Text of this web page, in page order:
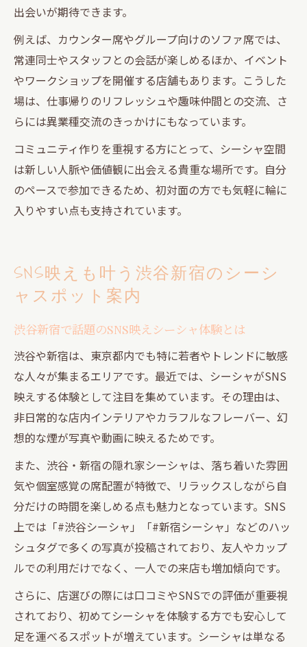
出会いが期待できます。
例えば、カウンター席やグループ向けのソファ席では、
常連同士やスタッフとの会話が楽しめるほか、イベント
やワークショップを開催する店舗もあります。こうした
場は、仕事帰りのリフレッシュや趣味仲間との交流、さ
らには異業種交流のきっかけにもなっています。
コミュニティ作りを重視する方にとって、シーシャ空間
は新しい人脈や価値観に出会える貴重な場所です。自分
のペースで参加できるため、初対面の方でも気軽に輪に
入りやすい点も支持されています。
SNS映えも叶う渋谷新宿のシーシ
ャスポット案内
渋谷新宿で話題のSNS映えシーシャ体験とは
渋谷や新宿は、東京都内でも特に若者やトレンドに敏感
な人々が集まるエリアです。最近では、シーシャがSNS
映えする体験として注目を集めています。その理由は、
非日常的な店内インテリアやカラフルなフレーバー、幻
想的な煙が写真や動画に映えるためです。
また、渋谷・新宿の隠れ家シーシャは、落ち着いた雰囲
気や個室感覚の席配置が特徴で、リラックスしながら自
分だけの時間を楽しめる点も魅力となっています。SNS
上では「#渋谷シーシャ」「#新宿シーシャ」などのハッ
シュタグで多くの写真が投稿されており、友人やカップ
ルでの利用だけでなく、一人での来店も増加傾向です。
さらに、店選びの際には口コミやSNSでの評価が重要視
されており、初めてシーシャを体験する方でも安心して
足を運べるスポットが増えています。シーシャは単なる